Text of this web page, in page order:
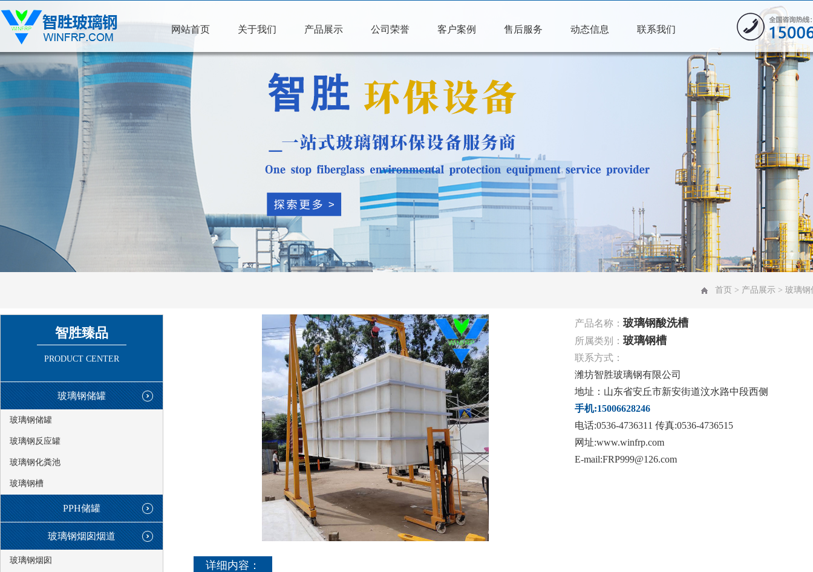
网站首页 关于我们 产品展示 公司荣誉 客户案例 售后服务 动态信息 联系我们
首页 > 产品展示 > 玻璃钢
智胜臻品
PRODUCT CENTER
玻璃钢储罐
玻璃钢储罐
玻璃钢反应罐
玻璃钢化粪池
玻璃钢槽
PPH储罐
玻璃钢烟囱烟道
玻璃钢烟囱
产品名称： 玻璃钢酸洗槽
所属类别： 玻璃钢槽
联系方式：
潍坊智胜玻璃钢有限公司
地址：山东省安丘市新安街道汶水路中段西侧
手机:15006628246
电话:0536-4736311 传真:0536-4736515
网址:www.winfrp.com
E-mail:FRP999@126.com
详细内容：